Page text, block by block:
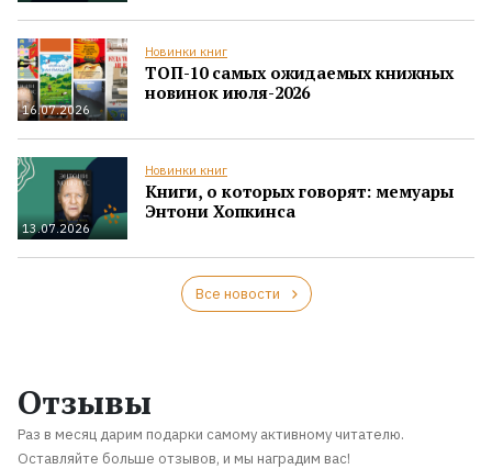
16.07.2026
Новинки книг
ТОП-10 самых ожидаемых книжных
новинок июля-2026
13.07.2026
Новинки книг
Книги, о которых говорят: мемуары
Энтони Хопкинса
Все новости
Отзывы
Раз в месяц дарим подарки самому активному читателю.
Оставляйте больше отзывов, и мы наградим вас!